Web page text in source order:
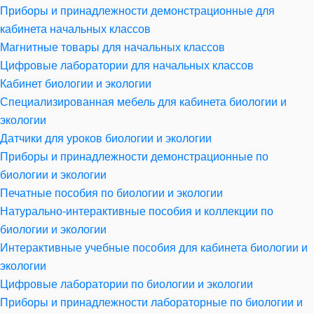
Приборы и принадлежности демонстрационные для
кабинета начальных классов
Магнитные товары для начальных классов
Цифровые лаборатории для начальных классов
Кабинет биологии и экологии
Специализированная мебель для кабинета биологии и
экологии
Датчики для уроков биологии и экологии
Приборы и принадлежности демонстрационные по
биологии и экологии
Печатные пособия по биологии и экологии
Натурально-интерактивные пособия и коллекции по
биологии и экологии
Интерактивные учебные пособия для кабинета биологии и
экологии
Цифровые лаборатории по биологии и экологии
Приборы и принадлежности лабораторные по биологии и